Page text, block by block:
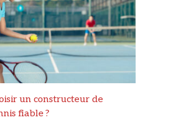
un constructeur de
fiable ?